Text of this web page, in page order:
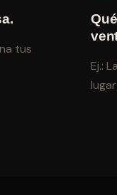
tus
Ej.: